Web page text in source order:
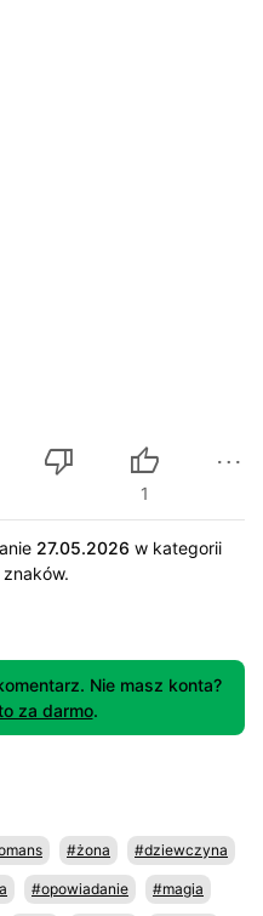
1
27.05.2026 w kategorii
znaków.
Nie masz konta?
za darmo.
#żona #dziewczyna
#opowiadanie #magia